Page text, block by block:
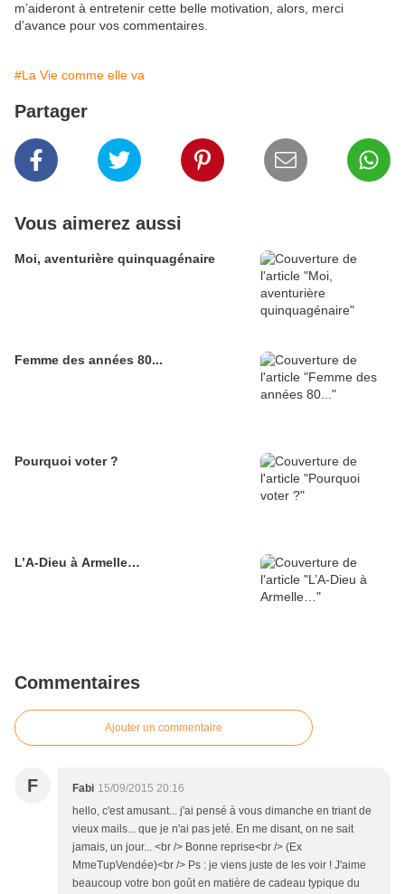
m’aideront à entretenir cette belle motivation, alors, merci
d’avance pour vos commentaires.
#La Vie comme elle va
Partager
Vous aimerez aussi
Moi, aventurière quinquagénaire
Femme des années 80...
Pourquoi voter ?
L’A-Dieu à Armelle…
Commentaires
Ajouter un commentaire
F Fabi 15/09/2015 20:16
hello, c'est amusant... j'ai pensé à vous dimanche en triant de
vieux mails... que je n'ai pas jeté. En me disant, on ne sait
jamais, un jour... <br /> Bonne reprise<br /> (Ex
MmeTupVendée)<br /> Ps : je viens juste de les voir ! J'aime
beaucoup votre bon goût en matière de cadeau typique du